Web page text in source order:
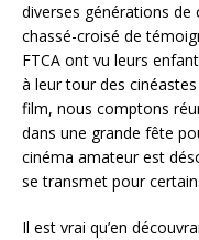
diverses générations de
chassé-croisé de
FTCA ont vu leurs
à leur tour des
film, nous comptons
dans une grande fête
cinéma amateur est
se transmet pour
Il est vrai qu’en